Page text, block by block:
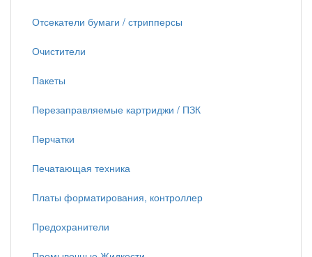
Отсекатели бумаги / стрипперсы
Очистители
Пакеты
Перезаправляемые картриджи / ПЗК
Перчатки
Печатающая техника
Платы форматирования, контроллер
Предохранители